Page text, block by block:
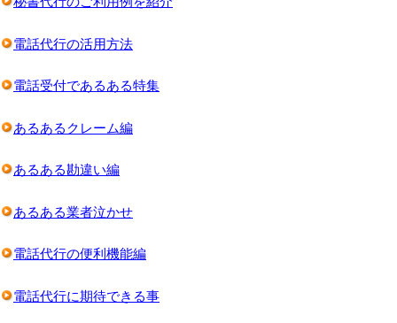
電話代行の活用方法
電話受付であるある特集
あるあるクレーム編
あるある勘違い編
あるある業者泣かせ
電話代行の便利機能編
電話代行に期待できる事